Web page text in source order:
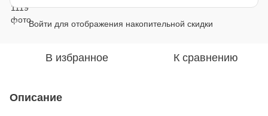
% Войти для отображения накопительной скидки
В избранное К сравнению
Описание